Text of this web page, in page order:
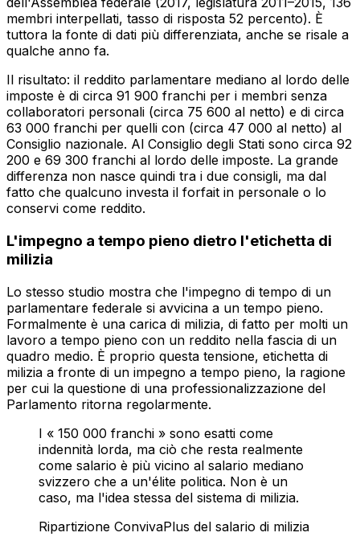
membri interpellati, tasso di risposta 52 percento). È
tuttora la fonte di dati più differenziata, anche se risale a
qualche anno fa.
Il risultato: il reddito parlamentare mediano al lordo delle
imposte è di circa 91 900 franchi per i membri senza
collaboratori personali (circa 75 600 al netto) e di circa
63 000 franchi per quelli con (circa 47 000 al netto) al
Consiglio nazionale. Al Consiglio degli Stati sono circa 92
200 e 69 300 franchi al lordo delle imposte. La grande
differenza non nasce quindi tra i due consigli, ma dal
fatto che qualcuno investa il forfait in personale o lo
conservi come reddito.
L'impegno a tempo pieno dietro l'etichetta di
milizia
Lo stesso studio mostra che l'impegno di tempo di un
parlamentare federale si avvicina a un tempo pieno.
Formalmente è una carica di milizia, di fatto per molti un
lavoro a tempo pieno con un reddito nella fascia di un
quadro medio. È proprio questa tensione, etichetta di
milizia a fronte di un impegno a tempo pieno, la ragione
per cui la questione di una professionalizzazione del
Parlamento ritorna regolarmente.
I « 150 000 franchi » sono esatti come
indennità lorda, ma ciò che resta realmente
come salario è più vicino al salario mediano
svizzero che a un'élite politica. Non è un
caso, ma l'idea stessa del sistema di milizia.
Ripartizione ConvivaPlus del salario di milizia